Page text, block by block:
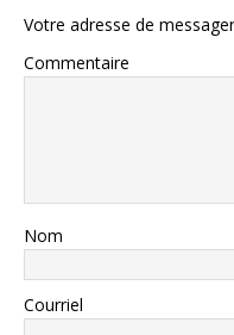
Votre adresse de
Commentaire
Nom
Courriel